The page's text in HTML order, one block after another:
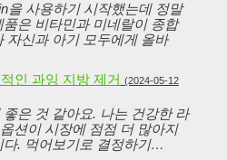
을 사용하기 시작했는데 정말
은 비타민과 미네랄이 종합
자신과 아기 모두에게 올바
인 과잉 지방 제거 (2024-05-12
은 것 같아요. 나는 건강한 라
션이 시장에 점점 더 많아지
다. 먹어보기로 결정하기…